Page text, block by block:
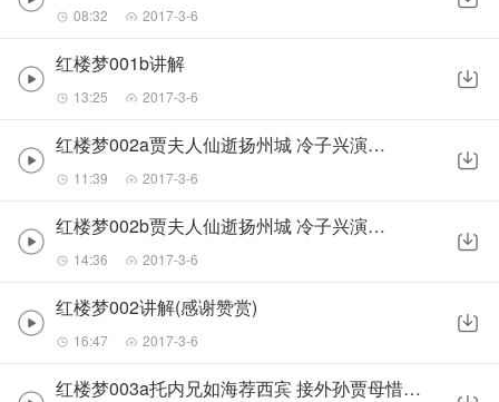
08:32 2017-3-6
红楼梦001b讲解
13:25 2017-3-6
红楼梦002a贾夫人仙逝扬州城 冷子兴演说荣国府
11:39 2017-3-6
红楼梦002b贾夫人仙逝扬州城 冷子兴演说荣国府
14:36 2017-3-6
红楼梦002讲解(感谢赞赏)
16:47 2017-3-6
红楼梦003a托内兄如海荐西宾 接外孙贾母惜孤女(感谢赞赏)